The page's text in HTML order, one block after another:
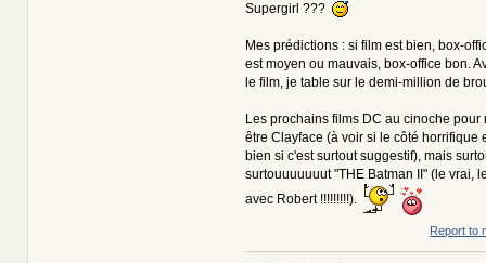
Supergirl ???
Mes prédictions : si film est bien, box-
est moyen ou mauvais, box-office bon.
le film, je table sur le demi-million de
Les prochains films DC au cinoche pour
être Clayface (à voir si le côté horrifique
bien si c'est surtout suggestif), mais
surtouuuuuuut "THE Batman II" (le vrai,
avec Robert !!!!!!!!!).
Report to